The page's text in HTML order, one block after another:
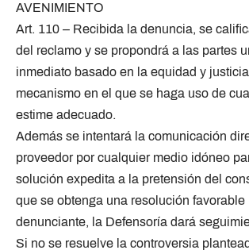
AVENIMIENTO
Art. 110 – Recibida la denuncia, se
del reclamo y se propondrá a las partes
inmediato basado en la equidad y
mecanismo en el que se haga uso de
estime adecuado.
Además se intentará la comunicación
proveedor por cualquier medio idóneo
solución expedita a la pretensión del
que se obtenga una resolución favorable
denunciante, la Defensoría dará
Si no se resuelve la controversia